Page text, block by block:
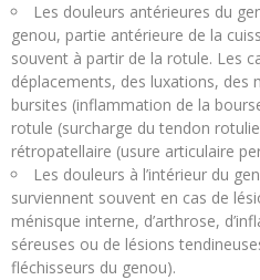
Les douleurs antérieures du
genou, partie antérieure de la
souvent à partir de la rotule. Les
déplacements, des luxations,
bursites (inflammation de la
rotule (surcharge du tendon
rétropatellaire (usure articulaire
Les douleurs à l’intérieur du
surviennent souvent en cas de
ménisque interne, d’arthrose,
séreuses ou de lésions
fléchisseurs du genou).